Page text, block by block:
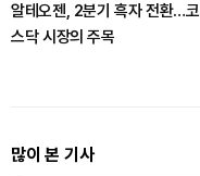
알테오젠, 2분기 흑자 전환…코
스닥 시장의 주목
많이 본 기사